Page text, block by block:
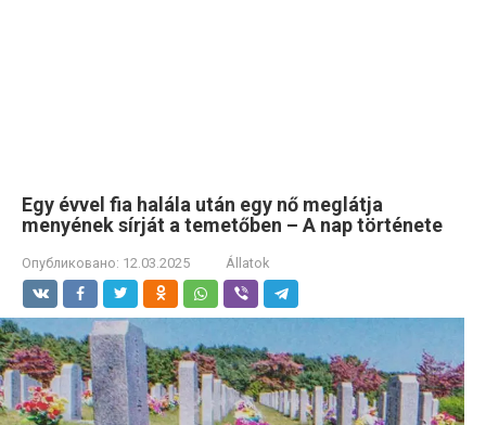
Egy évvel fia halála után egy nő meglátja
menyének sírját a temetőben – A nap története
Опубликовано: 12.03.2025 Állatok